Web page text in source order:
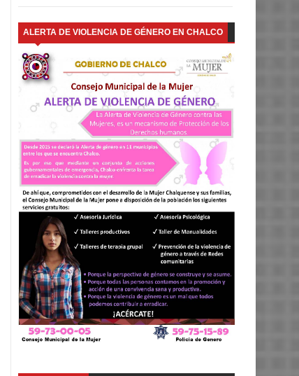
ALERTA DE VIOLENCIA DE GÉNERO EN CHALCO